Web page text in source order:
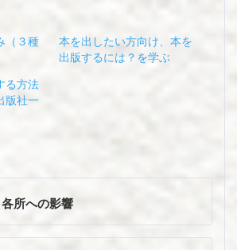
（３種
本を出したい方向け、本を
出版するには？を学ぶ
る方法
版社一
所への影響